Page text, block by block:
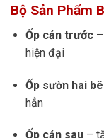
Bộ Sản Phẩm
Ốp cản trước–
hiện đại
Ốp sườn hai
hẳn
Ốp cản sau–